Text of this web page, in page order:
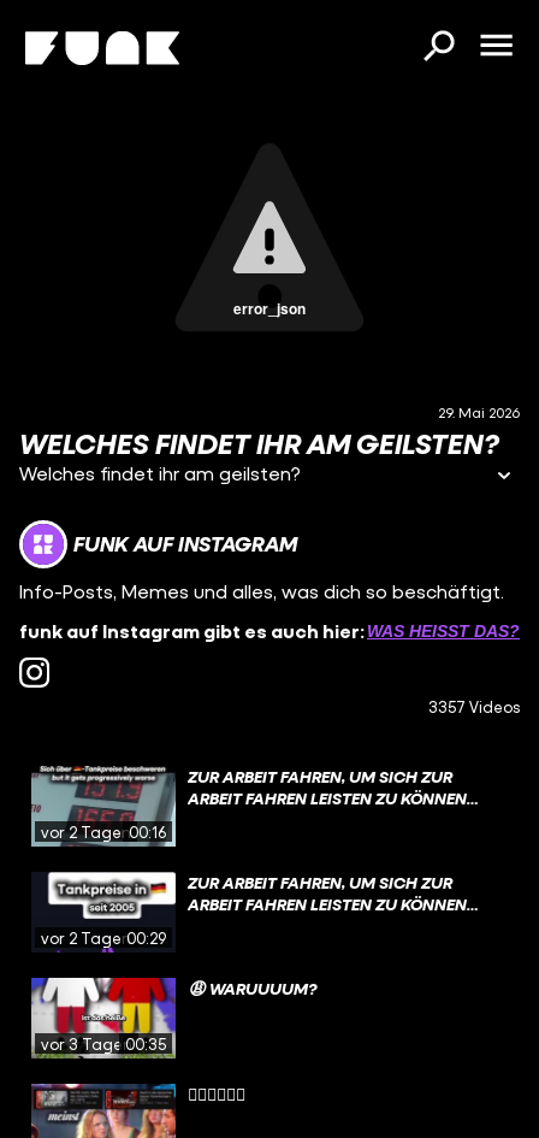
error_json
29. Mai 2026
WELCHES FINDET IHR AM GEILSTEN?
Welches findet ihr am geilsten?
FUNK AUF INSTAGRAM
Info-Posts, Memes und alles, was dich so beschäftigt.
funk auf Instagram gibt es auch hier:WAS HEISST DAS?
3357 Videos
vor 2 Tagen00:16
ZUR ARBEIT FAHREN, UM SICH ZUR
ARBEIT FAHREN LEISTEN ZU KÖNNEN…
vor 2 Tagen00:29
ZUR ARBEIT FAHREN, UM SICH ZUR
ARBEIT FAHREN LEISTEN ZU KÖNNEN…
vor 3 Tagen00:35
😩 WARUUUUM?
😮‍💨😮‍💨😮‍💨